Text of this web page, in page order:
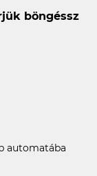
böngéssz
automatába